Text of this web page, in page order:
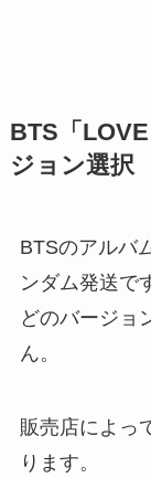
BTS「
ジョン選択
BTSのアルバ
ンダム発送で
どのバージョ
ん。
販売店によっ
ります。